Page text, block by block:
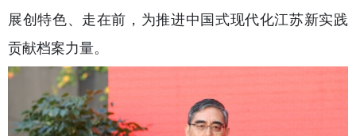
展创特色、走在前，为推进中国式现代化江苏新实践
贡献档案力量。